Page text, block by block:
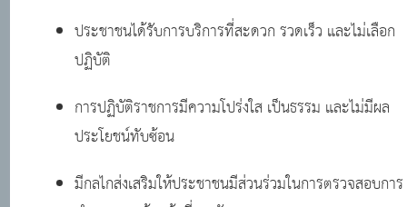
ประชาชนได้รับการบริการที่สะดวก รวดเร็ว และไม่เลือก
ปฏิบัติ
การปฏิบัติราชการมีความโปร่งใส เป็นธรรม และไม่มีผล
ประโยชน์ทับซ้อน
มีกลไกส่งเสริมให้ประชาชนมีส่วนร่วมในการตรวจสอบการ